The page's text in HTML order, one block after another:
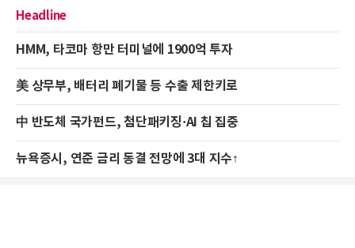
Headline
HMM, 타코마 항만 터미널에 1900억 투자
美 상무부, 배터리 폐기물 등 수출 제한키로
中 반도체 국가펀드, 첨단패키징·AI 칩 집중
뉴욕증시, 연준 금리 동결 전망에 3대 지수↑